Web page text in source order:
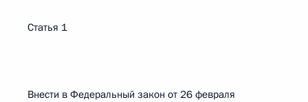
Статья 1
Внести в Федеральный закон от 26 февраля